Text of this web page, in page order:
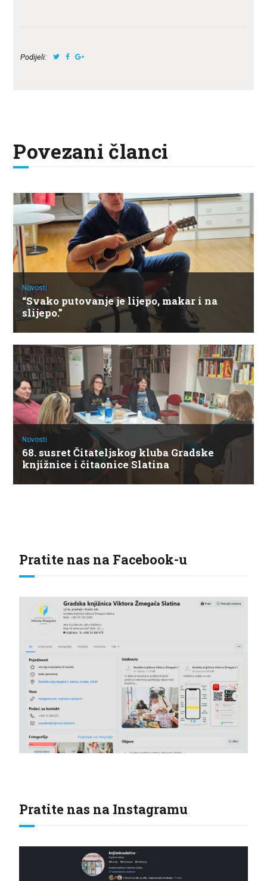
Podijeli:
Povezani članci
Novosti
“Svako putovanje je lijepo, makar i na
slijepo.”
Novosti
68. susret Čitateljskog kluba Gradske
knjižnice i čitaonice Slatina
Pratite nas na Facebook-u
Pratite nas na Instagramu